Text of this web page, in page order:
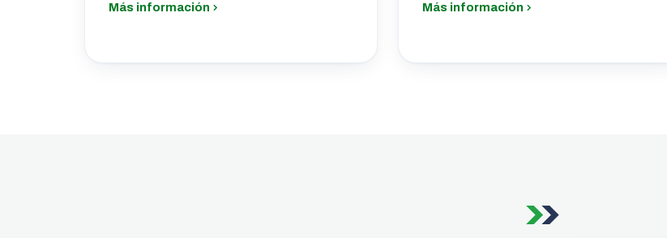
Más información Más información